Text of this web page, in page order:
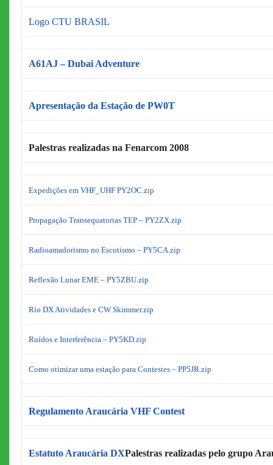
Logo CTU BRASIL
A61AJ – Dubai Adventure
Apresentação da Estação de PW0T
Palestras realizadas na Fenarcom 2008
Expedições em VHF_UHF PY2OC.zip
Propagação Transequatorias TEP – PY2ZX.zip
Radioamadorismo no Escotismo – PY5CA.zip
Reflexão Lunar EME – PY5ZBU.zip
Rio DX Atividades e CW Skimmer.zip
Ruídos e Interferência – PY5KD.zip
Como otimizar uma estação para Contestes – PP5JR.zip
Regulamento Araucária VHF Contest
Estatuto Araucária DXPalestras realizadas pelo grupo